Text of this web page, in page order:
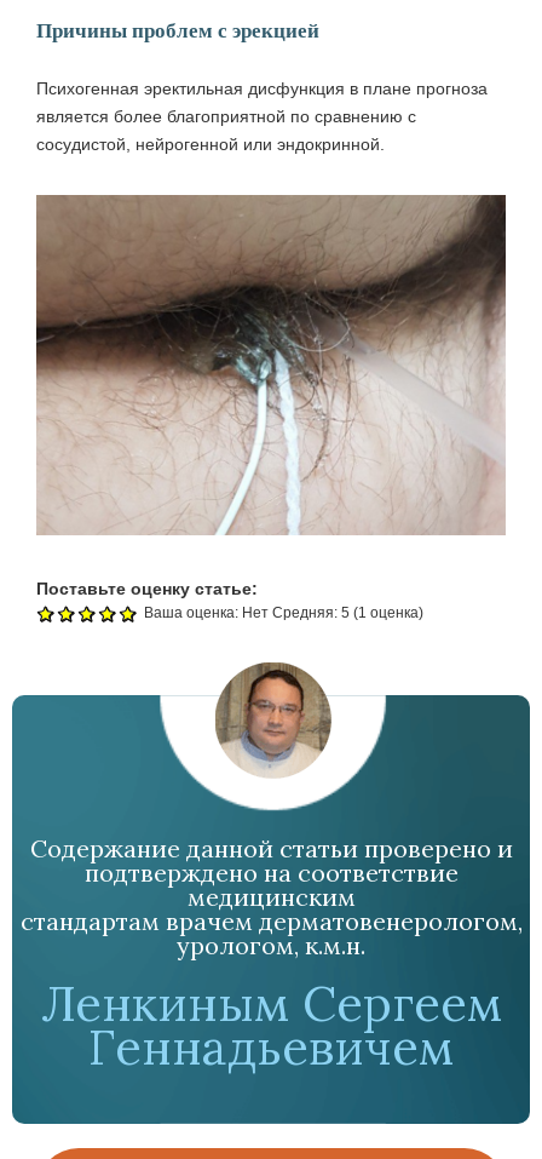
Причины проблем с эрекцией
Психогенная эректильная дисфункция в плане прогноза
является более благоприятной по сравнению с
сосудистой, нейрогенной или эндокринной.
Поставьте оценку статье:
Ваша оценка: Нет Средняя: 5 (1 оценка)
Содержание данной статьи проверено и
подтверждено на соответствие
медицинским
стандартам врачем дерматовенерологом,
урологом, к.м.н.
Ленкиным Сергеем
Геннадьевичем